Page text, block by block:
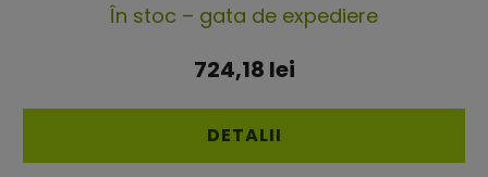
medie
a
este
5,0
În stoc – gata de expediere
724,18 lei
DETALII